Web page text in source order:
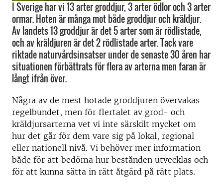
I Sverige har vi 13 arter groddjur, 3 arter ödlor och 3 arter
ormar. Hoten är många mot både groddjur och kräldjur.
Av landets 13 groddjur är det 5 arter som är rödlistade,
och av kräldjuren är det 2 rödlistade arter. Tack vare
riktade naturvårdsinsatser under de senaste 30 åren har
situationen förbättrats för flera av arterna men faran är
långt ifrån över.
Några av de mest hotade groddjuren övervakas
regelbundet, men för flertalet av grod- och
kräldjursarterna vet vi inte särskilt mycket om
hur det går för dem vare sig på lokal, regional
eller nationell nivå. Vi behöver mer information
både för att bedöma hur bestånden utvecklas och
för att kunna sätta in rätt åtgärd på rätt plats.